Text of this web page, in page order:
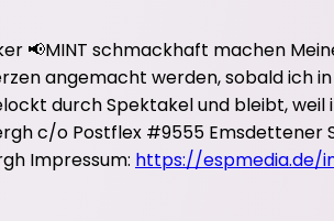
📢MINT schmackhaft machen
angemacht werden, sobald ich
durch Spektakel und bleibt,
c/o Postflex #9555 Emsdettener
Impressum: https://espmedia.de/